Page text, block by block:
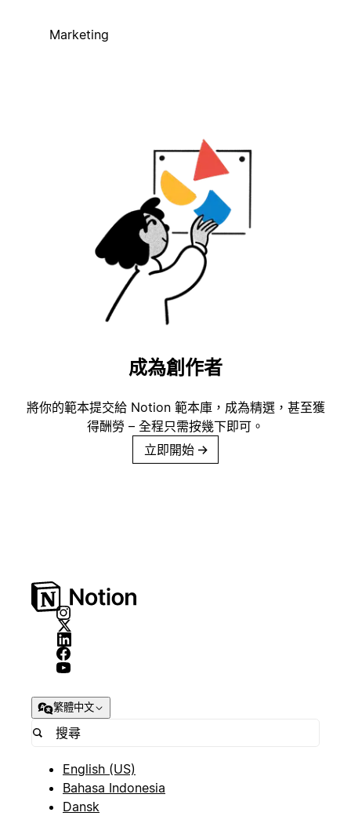
Marketing
成為創作者
將你的範本提交給 Notion 範本庫，成為精選，甚至獲
得酬勞 – 全程只需按幾下即可。
立即開始 →
繁體中文
English (US)
Bahasa Indonesia
Dansk